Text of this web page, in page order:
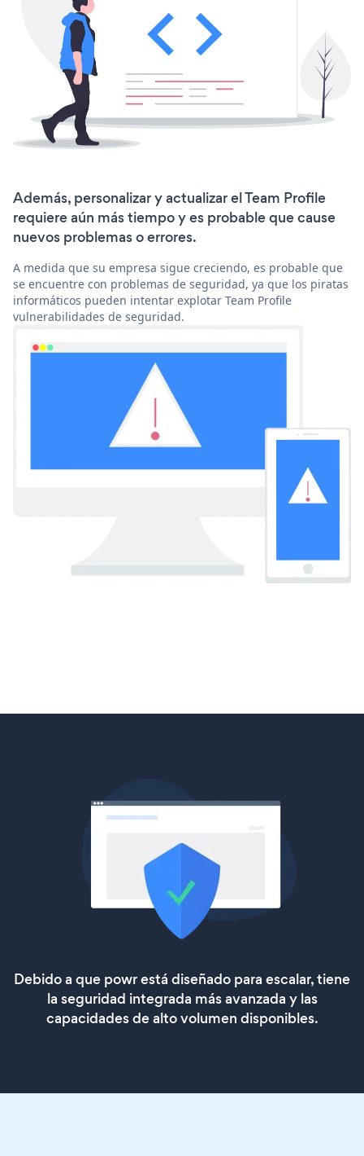
Además, personalizar y actualizar el Team Profile
requiere aún más tiempo y es probable que cause
nuevos problemas o errores.
A medida que su empresa sigue creciendo, es probable que
se encuentre con problemas de seguridad, ya que los piratas
informáticos pueden intentar explotar Team Profile
vulnerabilidades de seguridad.
Debido a que powr está diseñado para escalar, tiene
la seguridad integrada más avanzada y las
capacidades de alto volumen disponibles.